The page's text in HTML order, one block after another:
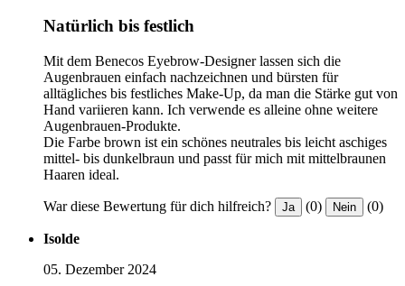
Natürlich bis festlich
Mit dem Benecos Eyebrow-Designer lassen sich die
Augenbrauen einfach nachzeichnen und bürsten für
alltägliches bis festliches Make-Up, da man die Stärke gut von
Hand variieren kann. Ich verwende es alleine ohne weitere
Augenbrauen-Produkte.
Die Farbe brown ist ein schönes neutrales bis leicht aschiges
mittel- bis dunkelbraun und passt für mich mit mittelbraunen
Haaren ideal.
War diese Bewertung für dich hilfreich? Ja (0) Nein (0)
Isolde
05. Dezember 2024